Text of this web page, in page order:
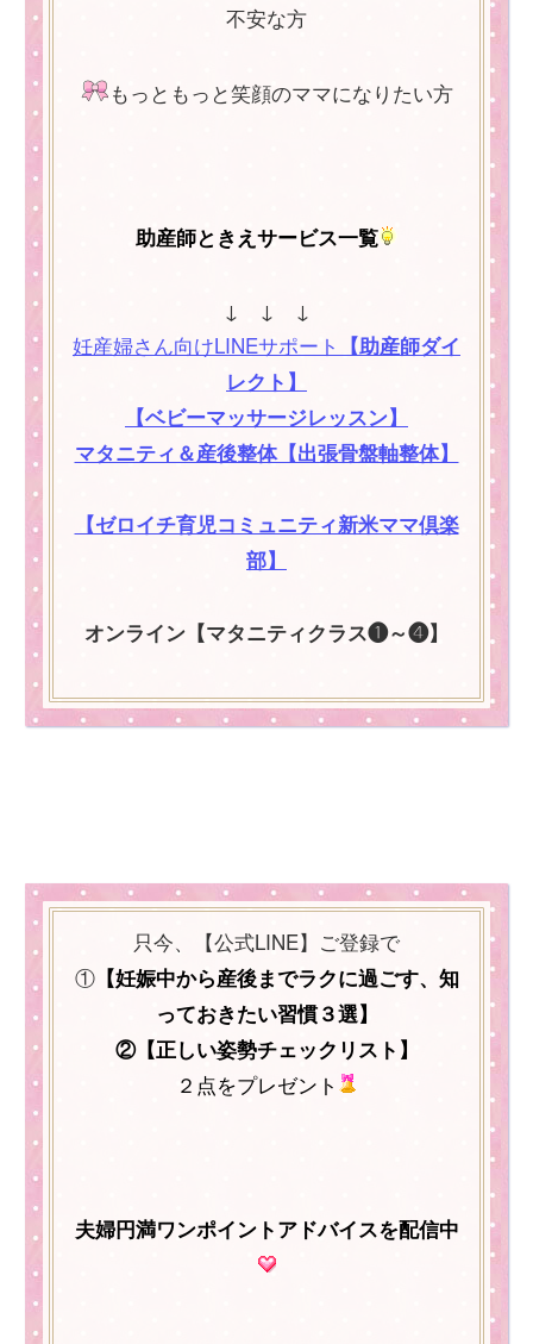
不安な方
もっともっと笑顔のママになりたい方
助産師ときえサービス一覧
↓ ↓ ↓
妊産婦さん向けLINEサポート 【助産師ダイ
レクト】
【ベビーマッサージレッスン】
マタニティ＆産後整体【出張骨盤軸整体】
【ゼロイチ育児コミュニティ新米ママ倶楽
部】
オンライン【マタニティクラス❶～❹】
只今、【公式LINE】ご登録で
①【妊娠中から産後までラクに過ごす、知
っておきたい習慣３選】
②【正しい姿勢チェックリスト】
２点をプレゼント
夫婦円満ワンポイントアドバイスを配信中